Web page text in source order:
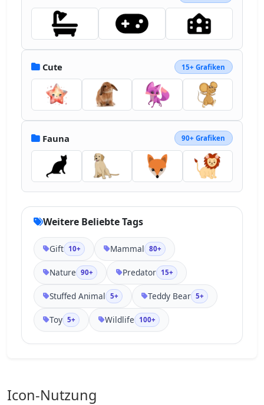
Cute 15+ Grafiken
Fauna 90+ Grafiken
Weitere Beliebte Tags
Gift 10+ Mammal 80+
Nature 90+ Predator 15+
Stuffed Animal 5+ Teddy Bear 5+
Toy 5+ Wildlife 100+
Icon-Nutzung